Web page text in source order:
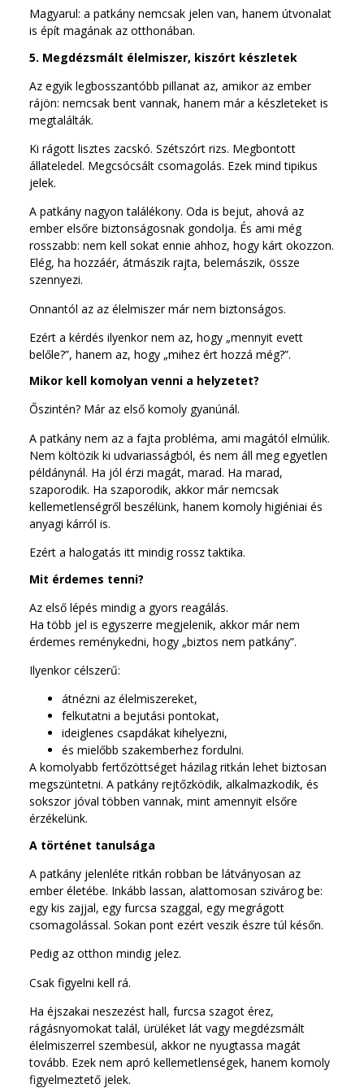
Magyarul: a patkány nemcsak jelen van, hanem útvonalat
is épít magának az otthonában.
5. Megdézsmált élelmiszer, kiszórt készletek
Az egyik legbosszantóbb pillanat az, amikor az ember
rájön: nemcsak bent vannak, hanem már a készleteket is
megtalálták.
Ki rágott lisztes zacskó. Szétszórt rizs. Megbontott
állateledel. Megcsócsált csomagolás. Ezek mind tipikus
jelek.
A patkány nagyon találékony. Oda is bejut, ahová az
ember elsőre biztonságosnak gondolja. És ami még
rosszabb: nem kell sokat ennie ahhoz, hogy kárt okozzon.
Elég, ha hozzáér, átmászik rajta, belemászik, össze
szennyezi.
Onnantól az az élelmiszer már nem biztonságos.
Ezért a kérdés ilyenkor nem az, hogy „mennyit evett
belőle?”, hanem az, hogy „mihez ért hozzá még?”.
Mikor kell komolyan venni a helyzetet?
Őszintén? Már az első komoly gyanúnál.
A patkány nem az a fajta probléma, ami magától elmúlik.
Nem költözik ki udvariasságból, és nem áll meg egyetlen
példánynál. Ha jól érzi magát, marad. Ha marad,
szaporodik. Ha szaporodik, akkor már nemcsak
kellemetlenségről beszélünk, hanem komoly higiéniai és
anyagi kárról is.
Ezért a halogatás itt mindig rossz taktika.
Mit érdemes tenni?
Az első lépés mindig a gyors reagálás.
Ha több jel is egyszerre megjelenik, akkor már nem
érdemes reménykedni, hogy „biztos nem patkány”.
Ilyenkor célszerű:
átnézni az élelmiszereket,
felkutatni a bejutási pontokat,
ideiglenes csapdákat kihelyezni,
és mielőbb szakemberhez fordulni.
A komolyabb fertőzöttséget házilag ritkán lehet biztosan
megszüntetni. A patkány rejtőzködik, alkalmazkodik, és
sokszor jóval többen vannak, mint amennyit elsőre
érzékelünk.
A történet tanulsága
A patkány jelenléte ritkán robban be látványosan az
ember életébe. Inkább lassan, alattomosan szivárog be:
egy kis zajjal, egy furcsa szaggal, egy megrágott
csomagolással. Sokan pont ezért veszik észre túl későn.
Pedig az otthon mindig jelez.
Csak figyelni kell rá.
Ha éjszakai neszezést hall, furcsa szagot érez,
rágásnyomokat talál, ürüléket lát vagy megdézsmált
élelmiszerrel szembesül, akkor ne nyugtassa magát
tovább. Ezek nem apró kellemetlenségek, hanem komoly
figyelmeztető jelek.